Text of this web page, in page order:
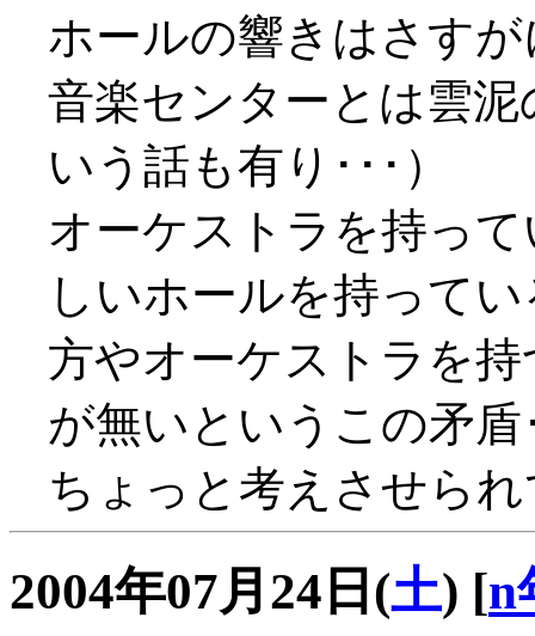
ホールの響きはさす
音楽センターとは雲
いう話も有り･･･）
オーケストラを持っ
しいホールを持って
方やオーケストラを
が無いというこの矛盾
ちょっと考えさせら
2004年07月24日(土) [n